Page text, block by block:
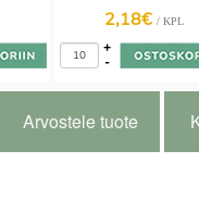
2,18€ / KPL
-
+
Arvostele tuote